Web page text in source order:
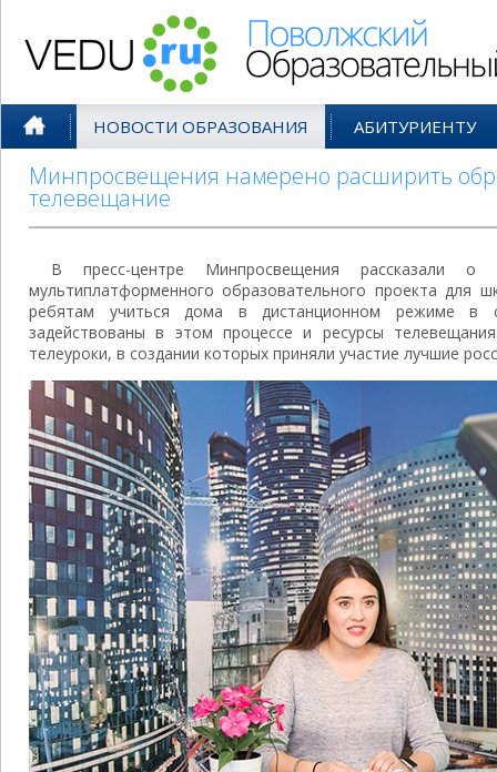
НОВОСТИ ОБРАЗОВАНИЯ АБИТУРИЕНТУ
Минпросвещения намерено расширить
телевещание
В пресс-центре Минпросвещения рассказали о
мультиплатформенного образовательного проекта для
ребятам учиться дома в дистанционном режиме в
задействованы в этом процессе и ресурсы
телеуроки, в создании которых приняли участие лучшие